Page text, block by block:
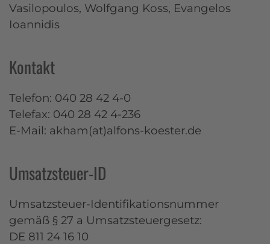
Vasilopoulos, Wolfgang Koss, Evangelos
Ioannidis
Kontakt
Telefon: 040 28 42 4-0
Telefax: 040 28 42 4-236
E-Mail: akham(at)alfons-koester.de
Umsatzsteuer-ID
Umsatzsteuer-Identifikationsnummer
gemäß § 27 a Umsatzsteuergesetz:
DE 811 24 16 10